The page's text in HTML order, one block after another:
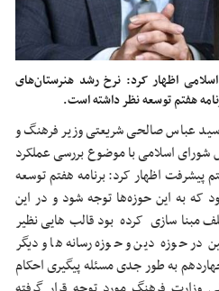
اظهار کرد: نرخ رشد هنرستان‌های
هفتم توسعه نظر داشته است.
سید عباس صالحی شریعتی وزیر فرهنگ و
اسلامی با موضوع بررسی عملکرد
پیشرفت اظهار کرد: برنامه هفتم توسعه
که به این حوزه‌ها توجه شود و در این
مبناسازی کرده بود قالب‌هایی نظیر
در حوزه دین و حوزه رسانه‌ها و دیگر
به طور جدی مسئله پیگیری احکام